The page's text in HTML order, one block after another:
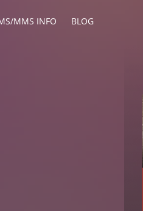
MMS INFO BLOG